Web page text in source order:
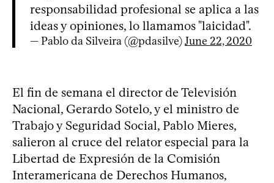
responsabilidad profesional se aplica a las
ideas y opiniones, lo llamamos "laicidad".
— Pablo da Silveira (@pdasilve)June 22, 2020
El fin de semana el director de Televisión
Nacional, Gerardo Sotelo, y el ministro de
Trabajo y Seguridad Social, Pablo Mieres,
salieron al cruce del relator especial para la
Libertad de Expresión de la Comisión
Interamericana de Derechos Humanos,